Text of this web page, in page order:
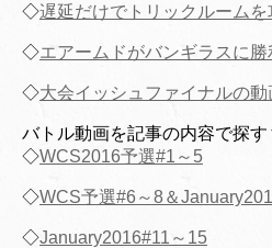
◇遅延だけでトリックルーム
◇エアームドがバンギラスに
◇大会イッシュファイナルの動
バトル動画を記事の内容で探
◇WCS2016予選#1～5
◇WCS予選#6～8＆
◇January2016#11～15